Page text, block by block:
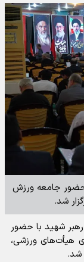
حضور جامعه ورزش
شد.
رهبر شهید با حضور
هیأت‌های ورزشی،
شد.